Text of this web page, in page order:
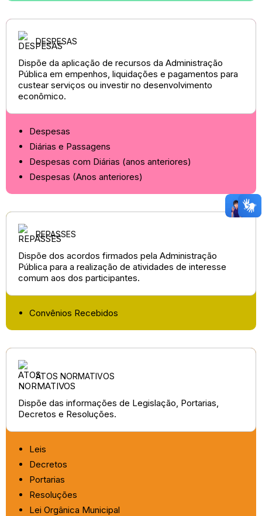
DESPESAS
Dispõe da aplicação de recursos da Administração
Pública em empenhos, liquidações e pagamentos para
custear serviços ou investir no desenvolvimento
econômico.
Despesas
Diárias e Passagens
Despesas com Diárias (anos anteriores)
Despesas (Anos anteriores)
REPASSES
Dispõe dos acordos firmados pela Administração
Pública para a realização de atividades de interesse
comum aos dos participantes.
Convênios Recebidos
ATOS NORMATIVOS
Dispõe das informações de Legislação, Portarias,
Decretos e Resoluções.
Leis
Decretos
Portarias
Resoluções
Lei Orgânica Municipal